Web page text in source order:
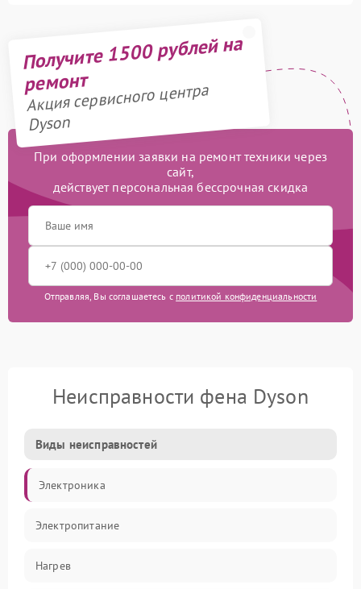
Получите 1500 рублей на
ремонт
Акция сервисного центра
Dyson
При оформлении заявки на ремонт техники через
сайт,
действует персональная бессрочная скидка
Отправляя, Вы соглашаетесь с политикой конфиденциальности
Неисправности фена Dyson
Виды неисправностей
Электроника
Электропитание
Нагрев